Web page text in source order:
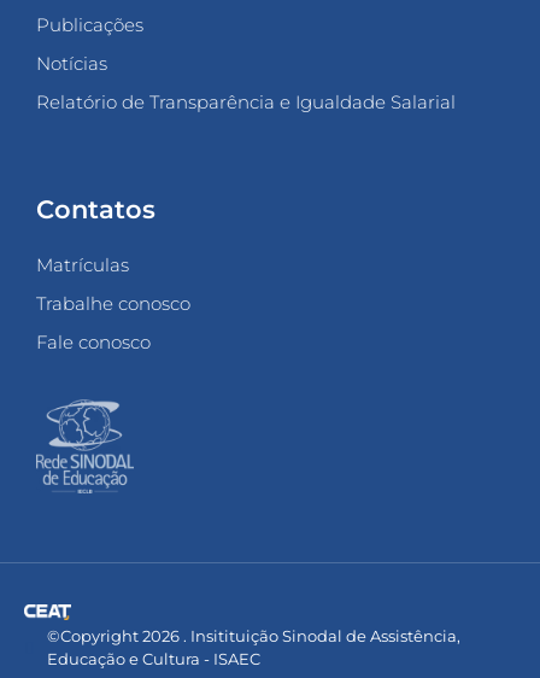
Publicações
Notícias
Relatório de Transparência e Igualdade Salarial
Contatos
Matrículas
Trabalhe conosco
Fale conosco
©Copyright 2026 . Insitituição Sinodal de Assistência,
Educação e Cultura - ISAEC